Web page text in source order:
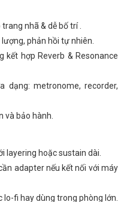
nhã & dễ bố trí .
phản hồi tự nhiên.
kết hợp Reverb & Resonance
dạng: metronome, recorder,
và bảo hành.
layering hoặc sustain dài.
adapter nếu kết nối với máy
lo-fi hay dùng trong phòng lớn.